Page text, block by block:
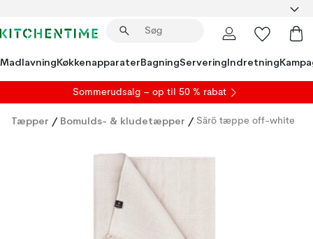
MadlavningKøkkenapparaterBagningServeringIndretning
Sommerudsalg – op til 50 % rabat
Tæpper / Bomulds- & kludetæpper / Särö tæppe off-white